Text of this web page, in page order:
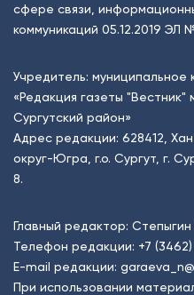
сфере связи,
коммуникаций 05.12.2019
Учредитель: муниципальное
«Редакция газеты
Сургутский район»
Адрес редакции: 628412,
округ-Югра, г.о. Сургут, г.
8.
Главный редактор:
Телефон редакции: +7
E-mail редакции:
При использовании